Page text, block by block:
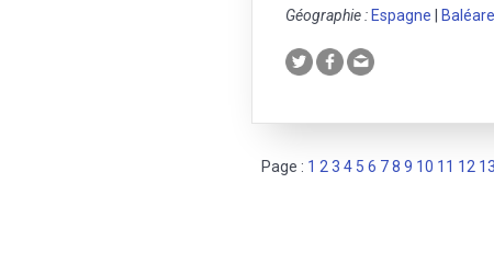
Géographie : Espagne
Page : 1 2 3 4 5 6 78 9 10 11 12 13